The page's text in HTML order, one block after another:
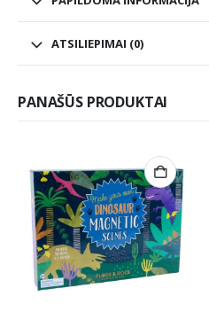
ATSILIEPIMAI (0)
PANAŠŪS PRODUKTAI